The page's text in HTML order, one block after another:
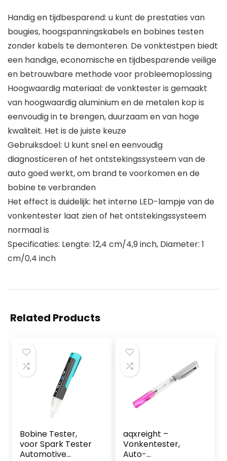
Handig en tijdbesparend: u kunt de prestaties van
bougies, hoogspanningskabels en bobines testen
zonder kabels te demonteren. De vonktestpen biedt
een handige, economische en tijdbesparende veilige
en betrouwbare methode voor probleemoplossing
Hoogwaardig materiaal: de vonktester is gemaakt
van hoogwaardig aluminium en de metalen kop is
eenvoudig in te brengen, duurzaam en van hoge
kwaliteit. Het is de juiste keuze
Gebruiksdoel: U kunt snel en eenvoudig
diagnosticeren of het ontstekingssysteem van de
auto goed werkt, om brand te voorkomen en de
bobine te verbranden
Het effect is duidelijk: het interne LED-lampje van de
vonkentester laat zien of het ontstekingssysteem
normaal is
Specificaties: Lengte: 12,4 cm/4,9 inch, Diameter: 1
cm/0,4 inch
Related Products
Bobine Tester,
voor Spark Tester
Automotive
aqxreight –
Vonkentester,
Auto-